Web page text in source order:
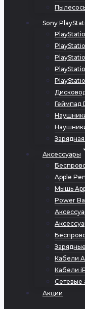
Sony
Геймпад
Аксессуары
Apple
Мышь
Power
Кабели
Кабели
Сетевые
Акции